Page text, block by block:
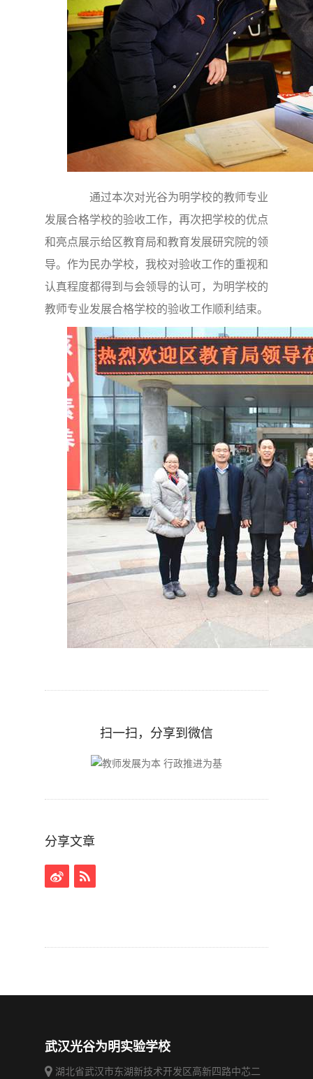
通过本次对光谷为明学校的教师专业
发展合格学校的验收工作，再次把学校的优点
和亮点展示给区教育局和教育发展研究院的领
导。作为民办学校，我校对验收工作的重视和
认真程度都得到与会领导的认可，为明学校的
教师专业发展合格学校的验收工作顺利结束。
扫一扫，分享到微信
分享文章
武汉光谷为明实验学校
湖北省武汉市东湖新技术开发区高新四路中芯二